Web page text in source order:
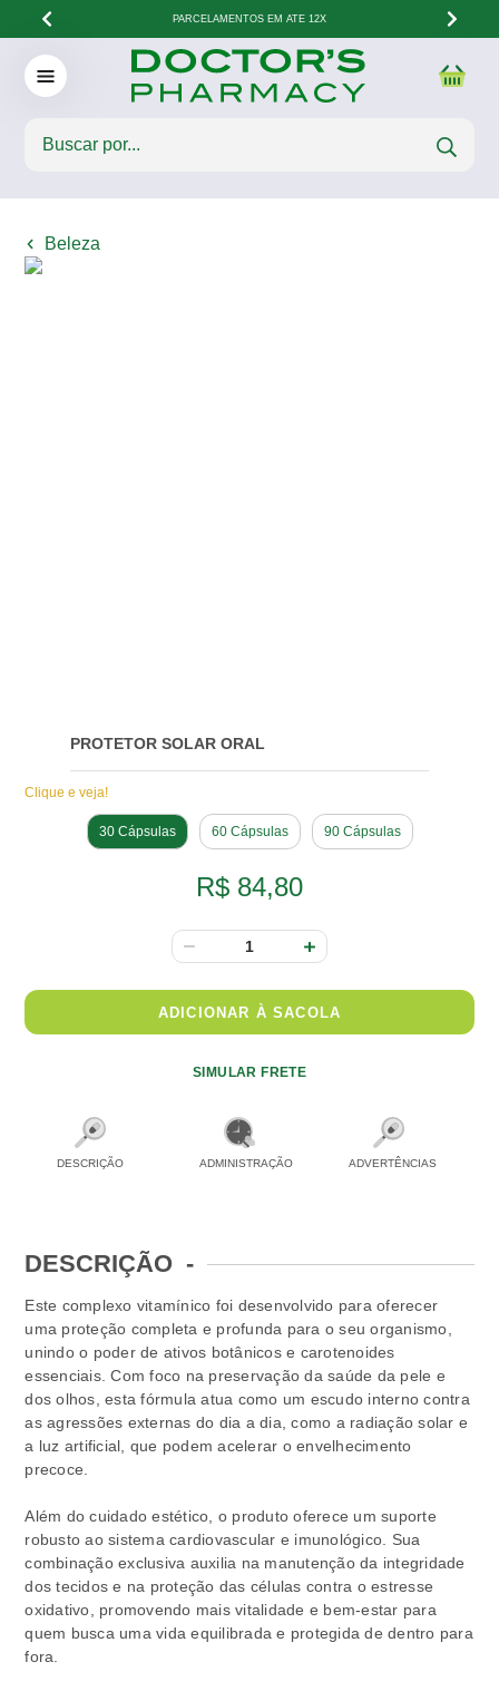
PARCELAMENTOS EM ATÉ 12X
Beleza
PROTETOR SOLAR ORAL
Clique e veja!
30 Cápsulas 60 Cápsulas 90 Cápsulas
R$ 84,80
ADICIONAR À SACOLA
SIMULAR FRETE
DESCRIÇÃO ADMINISTRAÇÃO ADVERTÊNCIAS
DESCRIÇÃO -
Este complexo vitamínico foi desenvolvido para oferecer
uma proteção completa e profunda para o seu organismo,
unindo o poder de ativos botânicos e carotenoides
essenciais. Com foco na preservação da saúde da pele e
dos olhos, esta fórmula atua como um escudo interno contra
as agressões externas do dia a dia, como a radiação solar e
a luz artificial, que podem acelerar o envelhecimento
precoce.
Além do cuidado estético, o produto oferece um suporte
robusto ao sistema cardiovascular e imunológico. Sua
combinação exclusiva auxilia na manutenção da integridade
dos tecidos e na proteção das células contra o estresse
oxidativo, promovendo mais vitalidade e bem-estar para
quem busca uma vida equilibrada e protegida de dentro para
fora.